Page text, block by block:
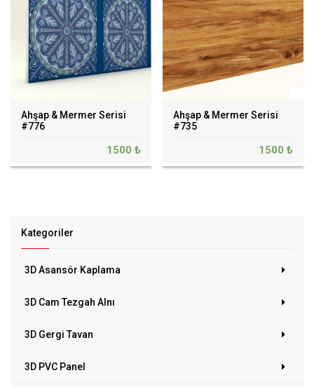
Kategoriler
3D Asansör Kaplama
3D Cam Tezgah Alnı
3D Gergi Tavan
3D PVC Panel
Ahşap & Mermer Serisi
#776
1500 ₺
Ahşap & Mermer Serisi
#735
1500 ₺